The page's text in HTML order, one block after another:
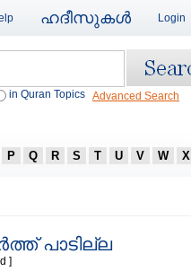
ഹദീസുകള്‍ Login
in Quran Topics Advanced Search
P Q R S T U V W X
പാടില്ല
]